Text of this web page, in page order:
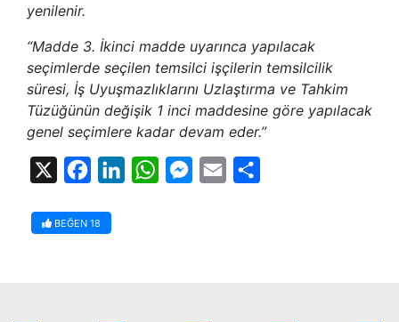
yenilenir.
“Madde 3. İkinci madde uyarınca yapılacak
seçimlerde seçilen temsilci işçilerin temsilcilik
süresi, İş Uyuşmazlıklarını Uzlaştırma ve Tahkim
Tüzüğünün değişik 1 inci maddesine göre yapılacak
genel seçimlere kadar devam eder.”
FacebookLinkedInWhatsAppMessenger
Email
BEĞEN 18